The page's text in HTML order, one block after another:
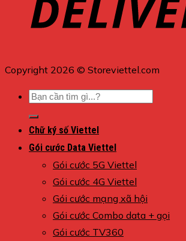
Copyright 2026 © Storeviettel.com
Tìm
kiếm:
Chữ ký số Viettel
Gói cước Data Viettel
Gói cước 5G Viettel
Gói cước 4G Viettel
Gói cước mạng xã hội
Gói cước Combo data + gọi
Gói cước TV360